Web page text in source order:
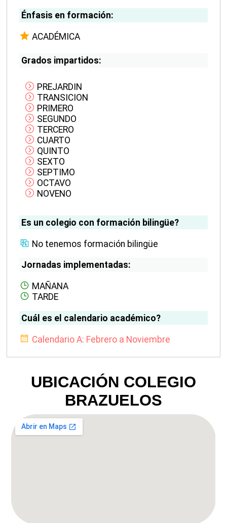
Énfasis en formación:
ACADÉMICA
Grados impartidos:
PREJARDIN
TRANSICION
PRIMERO
SEGUNDO
TERCERO
CUARTO
QUINTO
SEXTO
SEPTIMO
OCTAVO
NOVENO
Es un colegio con formación bilingüe?
No tenemos formación bilingüe
Jornadas implementadas:
MAÑANA
TARDE
Cuál es el calendario académico?
Calendario A: Febrero a Noviembre
UBICACIÓN COLEGIO
BRAZUELOS